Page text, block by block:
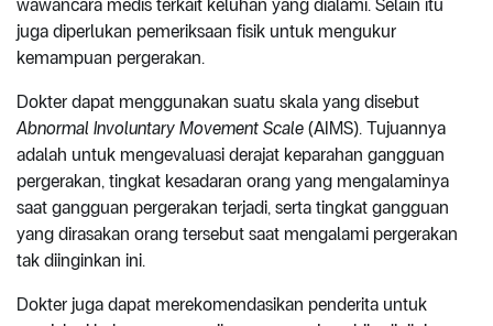
wawancara medis terkait keluhan yang dialami. Selain itu
juga diperlukan pemeriksaan fisik untuk mengukur
kemampuan pergerakan.
Dokter dapat menggunakan suatu skala yang disebut
Abnormal Involuntary Movement Scale (AIMS). Tujuannya
adalah untuk mengevaluasi derajat keparahan gangguan
pergerakan, tingkat kesadaran orang yang mengalaminya
saat gangguan pergerakan terjadi, serta tingkat gangguan
yang dirasakan orang tersebut saat mengalami pergerakan
tak diinginkan ini.
Dokter juga dapat merekomendasikan penderita untuk